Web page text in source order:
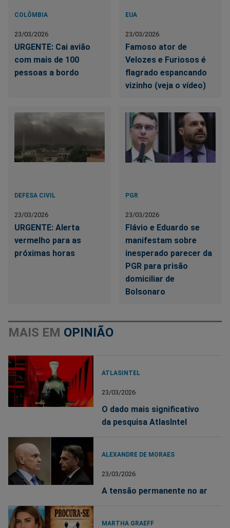
COLÔMBIA
23/03/2026
URGENTE: Cai avião
com mais de 100
pessoas a bordo
EUA
23/03/2026
Famoso ator de
Velozes e Furiosos é
flagrado espancando
vizinho (veja o vídeo)
DEFESA CIVIL
23/03/2026
URGENTE: Alerta
vermelho para as
próximas horas
PGR
23/03/2026
Flávio e Eduardo se
manifestam sobre
inesperado parecer da
PGR para prisão
domiciliar de
Bolsonaro
MAIS EM OPINIÃO
ATLASINTEL
23/03/2026
O dado mais significativo
da pesquisa AtlasIntel
ALEXANDRE DE MORAES
23/03/2026
A tensão permanente no ar
MARTHA GRAEFF